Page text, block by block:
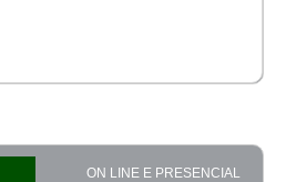
ON LINE E PRESENCIAL